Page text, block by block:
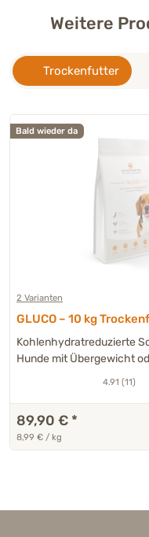
Weitere
Trockenfutter
Bald wieder da
2 Varianten
GLUCO – 10 kg
Kohlenhydratreduzierte
Hunde mit Übergewicht
4.91 (11)
89,90 € *
8,99 € / kg